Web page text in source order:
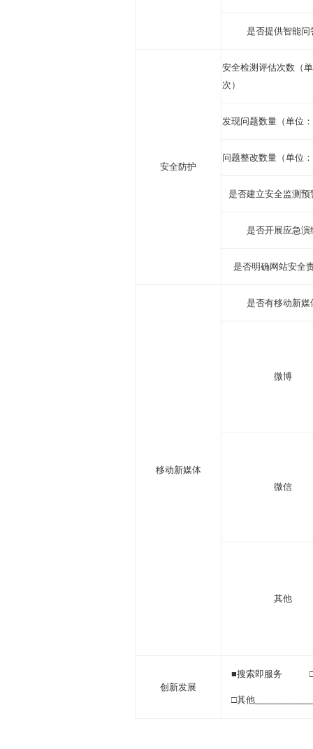
是否提供智能问
安全防护
安全检测评估次数（
次）
发现问题数量（单位
问题整改数量（单位
是否建立安全监测预
是否开展应急演
是否明确网站安全
移动新媒体
是否有移动新媒
微博
微信
其他
创新发展
■搜索即服务
□其他